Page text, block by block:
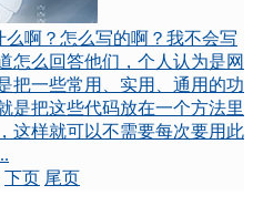
么啊？怎么写的啊？我不会写
怎么回答他们，个人认为是网
把一些常用、实用、通用的功
是把这些代码放在一个方法里
这样就可以不需要每次要用此
下页 尾页